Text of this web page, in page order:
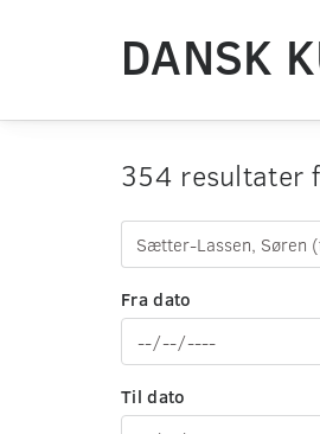
DANSK
354 resultater
Fra dato
Til dato